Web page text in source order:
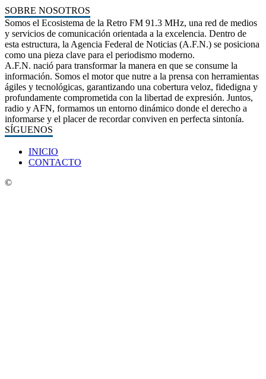
SOBRE NOSOTROS
Somos el Ecosistema de la Retro FM 91.3 MHz, una red de medios
y servicios de comunicación orientada a la excelencia. Dentro de
esta estructura, la Agencia Federal de Noticias (A.F.N.) se posiciona
como una pieza clave para el periodismo moderno.
A.F.N. nació para transformar la manera en que se consume la
información. Somos el motor que nutre a la prensa con herramientas
ágiles y tecnológicas, garantizando una cobertura veloz, fidedigna y
profundamente comprometida con la libertad de expresión. Juntos,
radio y AFN, formamos un entorno dinámico donde el derecho a
informarse y el placer de recordar conviven en perfecta sintonía.
SÍGUENOS
INICIO
CONTACTO
©